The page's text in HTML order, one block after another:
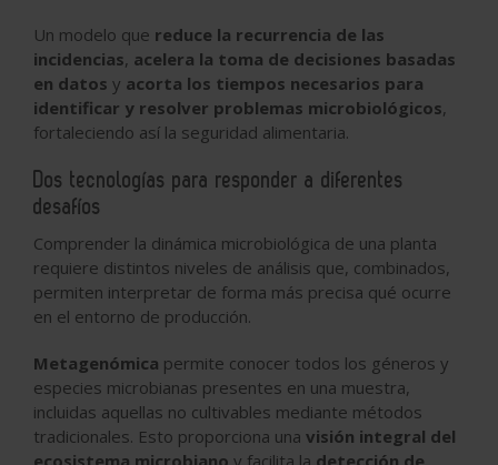
Un modelo que reduce la recurrencia de las
incidencias, acelera la toma de decisiones basadas
en datos y acorta los tiempos necesarios para
identificar y resolver problemas microbiológicos,
fortaleciendo así la seguridad alimentaria.
Dos tecnologías para responder a diferentes
desafíos
Comprender la dinámica microbiológica de una planta
requiere distintos niveles de análisis que, combinados,
permiten interpretar de forma más precisa qué ocurre
en el entorno de producción.
Metagenómica permite conocer todos los géneros y
especies microbianas presentes en una muestra,
incluidas aquellas no cultivables mediante métodos
tradicionales. Esto proporciona una visión integral del
ecosistema microbiano y facilita la detección de